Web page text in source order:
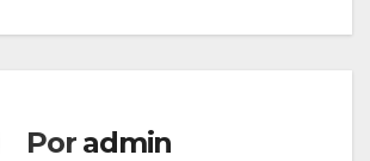
Por admin